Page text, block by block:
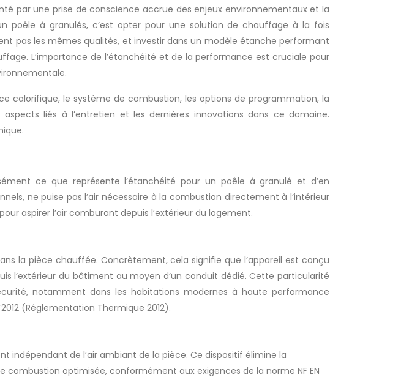
par une prise de conscience accrue des enjeux environnementaux et la
poêle à granulés, c’est opter pour une solution de chauffage à la fois
pas les mêmes qualités, et investir dans un modèle étanche performant
L’importance de l’étanchéité et de la performance est cruciale pour
calorifique, le système de combustion, les options de programmation, la
liés à l’entretien et les dernières innovations dans ce domaine.
ce que représente l’étanchéité pour un poêle à granulé et d’en
ne puise pas l’air nécessaire à la combustion directement à l’intérieur
aspirer l’air comburant depuis l’extérieur du logement.
la pièce chauffée. Concrètement, cela signifie que l’appareil est conçu
l’extérieur du bâtiment au moyen d’un conduit dédié. Cette particularité
notamment dans les habitations modernes à haute performance
(Réglementation Thermique 2012).
indépendant de l’air ambiant de la pièce. Ce dispositif élimine la
optimisée, conformément aux exigences de la norme NF EN